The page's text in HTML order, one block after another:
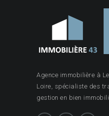
Agence immobilière à
Loire, spécialiste des
gestion en bien